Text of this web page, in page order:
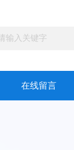
在线留言